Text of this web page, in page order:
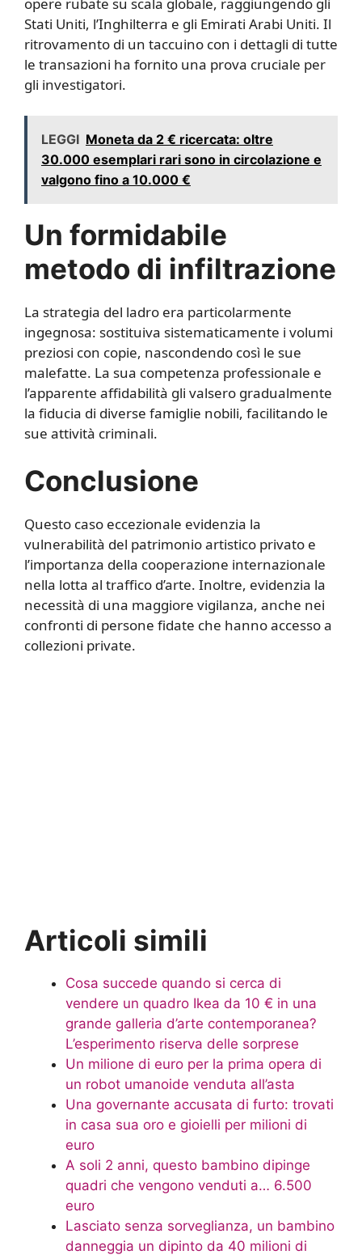
opere rubate su scala globale, raggiungendo gli
Stati Uniti, l’Inghilterra e gli Emirati Arabi Uniti. Il
ritrovamento di un taccuino con i dettagli di tutte
le transazioni ha fornito una prova cruciale per
gli investigatori.
LEGGI Moneta da 2 € ricercata: oltre
30.000 esemplari rari sono in circolazione e
valgono fino a 10.000 €
Un formidabile
metodo di infiltrazione
La strategia del ladro era particolarmente
ingegnosa: sostituiva sistematicamente i volumi
preziosi con copie, nascondendo così le sue
malefatte. La sua competenza professionale e
l’apparente affidabilità gli valsero gradualmente
la fiducia di diverse famiglie nobili, facilitando le
sue attività criminali.
Conclusione
Questo caso eccezionale evidenzia la
vulnerabilità del patrimonio artistico privato e
l’importanza della cooperazione internazionale
nella lotta al traffico d’arte. Inoltre, evidenzia la
necessità di una maggiore vigilanza, anche nei
confronti di persone fidate che hanno accesso a
collezioni private.
Articoli simili
Cosa succede quando si cerca di
vendere un quadro Ikea da 10 € in una
grande galleria d’arte contemporanea?
L’esperimento riserva delle sorprese
Un milione di euro per la prima opera di
un robot umanoide venduta all’asta
Una governante accusata di furto: trovati
in casa sua oro e gioielli per milioni di
euro
A soli 2 anni, questo bambino dipinge
quadri che vengono venduti a… 6.500
euro
Lasciato senza sorveglianza, un bambino
danneggia un dipinto da 40 milioni di